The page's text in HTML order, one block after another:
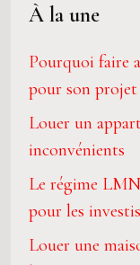
À la une
Pourquoi faire
pour son projet
Louer un
inconvénients
Le régime
pour les
Louer une